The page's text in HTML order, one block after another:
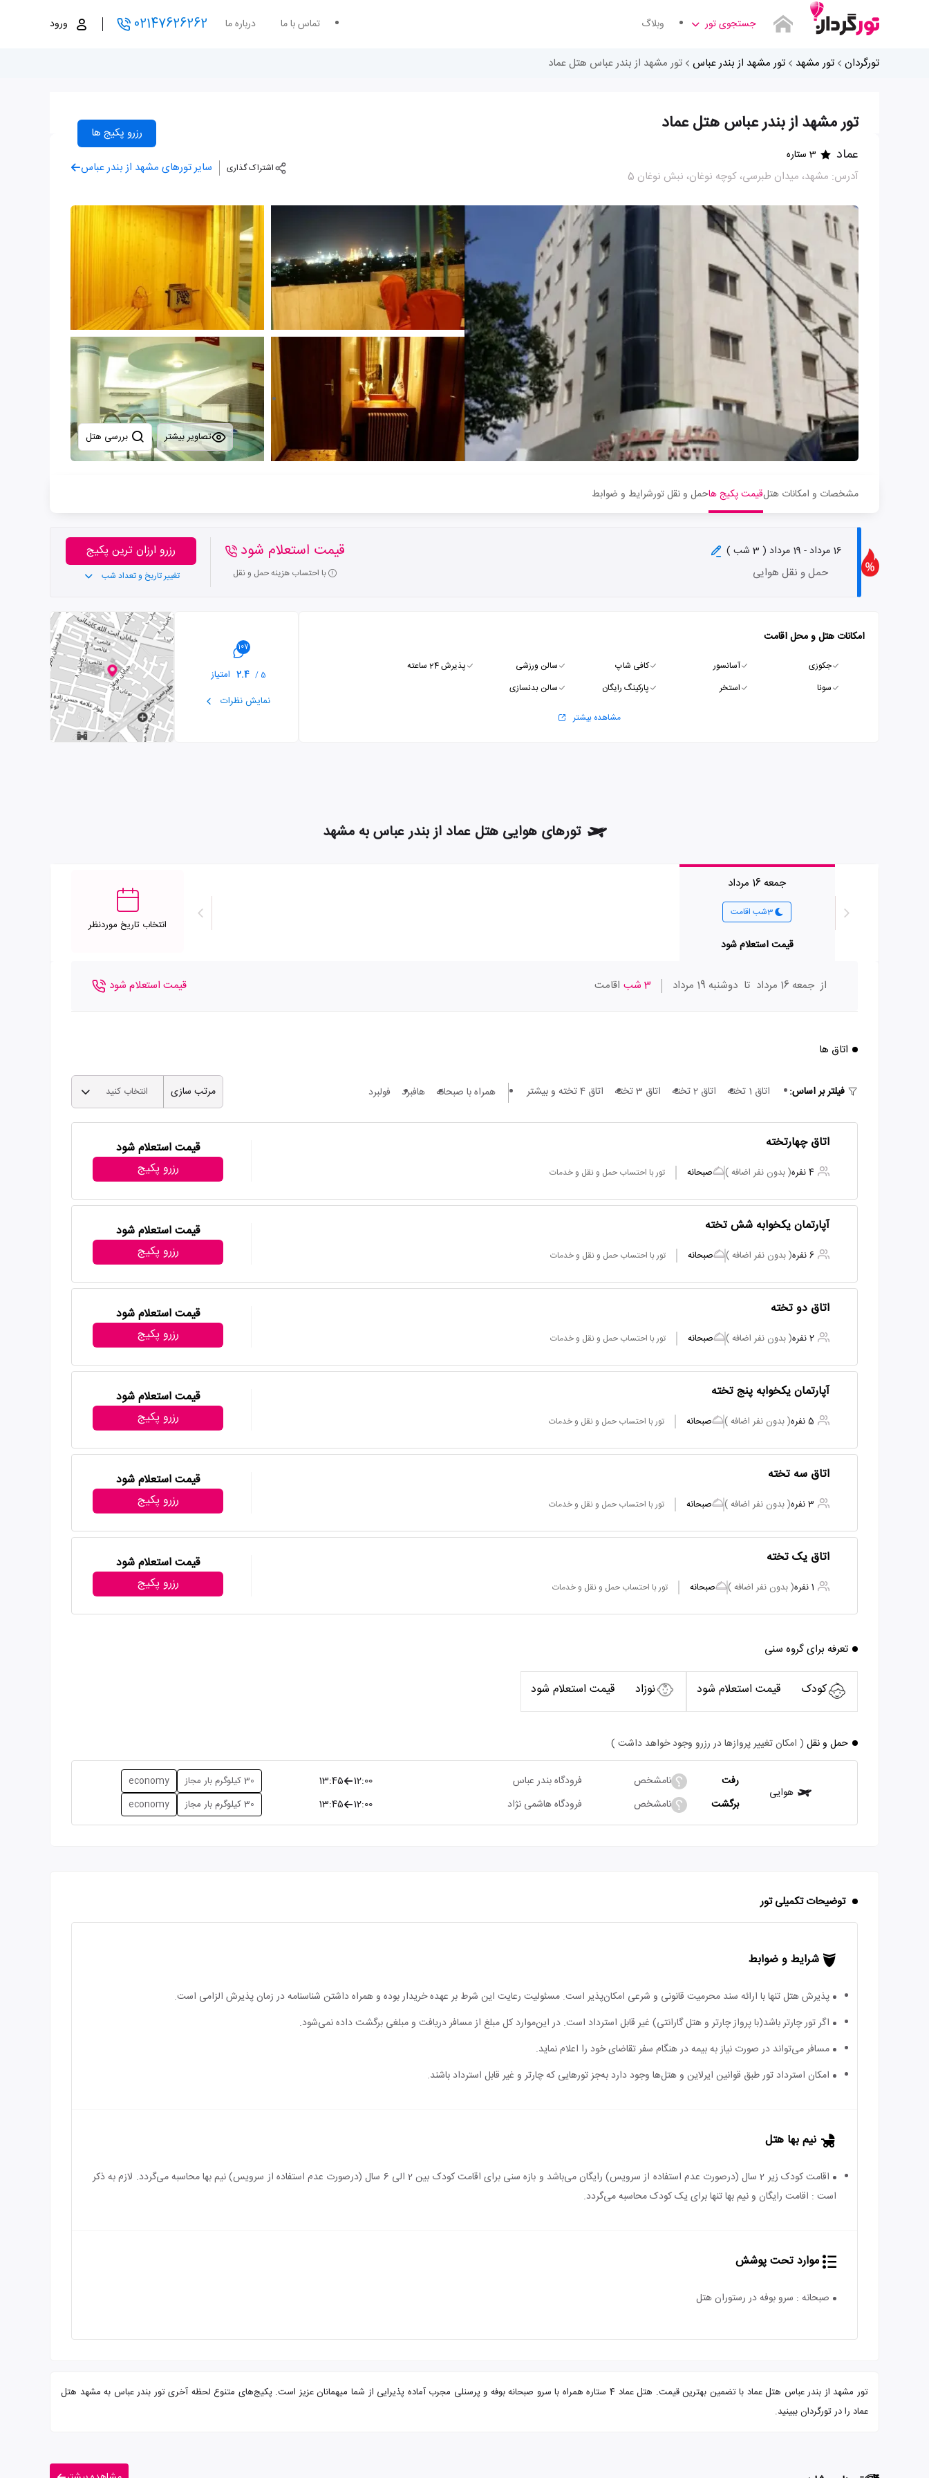
جستجوی تور وبلاگ تماس با ما درباره ما 02147626262 ورود
تورگردان تور مشهد تور مشهد از بندر عباس تور مشهد از بندر عباس هتل عماد
تور مشهد از بندر عباس هتل عماد رزرو پکیج ها
عماد 3 ستاره
آدرس: مشهد، میدان طبرسی، کوچه نوغان، نبش نوغان 5
اشتراک گذاری سایر تورهای مشهد از بندر عباس
تصاویر بیشتر
مشخصات و امکانات هتلقیمت پکیج هاحمل و نقل تورشرایط و ضوابط
16 مرداد - 19 مرداد ( 3 شب )
حمل و نقل هوایی
قیمت استعلام شود
با احتساب هزینه حمل و نقل
رزرو ارزان ترین پکیج
تغییر تاریخ و تعداد شب
امکانات هتل و محل اقامت
جکوزی آسانسور کافی شاپ سالن ورزشی
پذیرش 24 ساعته
سونا
استخر پارکینگ رایگان سالن بدنسازی
مشاهده بیشتر
107
5 /
2.4 امتیاز
نمایش نظرات
تورهای هوایی هتل عماد از بندر عباس به مشهد
جمعه 16 مرداد
3شب اقامت
قیمت استعلام شود
انتخاب تاریخ موردنظر
از جمعه 16 مرداد تا دوشنبه 19 مرداد 3 شب اقامت قیمت استعلام شود
اتاق ها
فیلتر بر اساس: اتاق 1 تخته اتاق 2 تخته اتاق 3 تخته اتاق 4 تخته و بیشتر همراه با صبحانه هافبرد فولبرد مرتب سازی انتخاب کنید
اتاق چهارتخته
4 نفره ( بدون نفر اضافه ) صبحانه تور با احتساب حمل و نقل و خدمات
قیمت استعلام شود
رزرو پکیج
آپارتمان یکخوابه شش تخته
6 نفره ( بدون نفر اضافه ) صبحانه تور با احتساب حمل و نقل و خدمات
قیمت استعلام شود
رزرو پکیج
اتاق دو تخته
2 نفره ( بدون نفر اضافه ) صبحانه تور با احتساب حمل و نقل و خدمات
قیمت استعلام شود
رزرو پکیج
آپارتمان یکخوابه پنج تخته
5 نفره ( بدون نفر اضافه ) صبحانه تور با احتساب حمل و نقل و خدمات
قیمت استعلام شود
رزرو پکیج
اتاق سه تخته
3 نفره ( بدون نفر اضافه ) صبحانه تور با احتساب حمل و نقل و خدمات
قیمت استعلام شود
رزرو پکیج
اتاق یک تخته
1 نفره ( بدون نفر اضافه ) صبحانه تور با احتساب حمل و نقل و خدمات
قیمت استعلام شود
رزرو پکیج
تعرفه برای گروه سنی
کودک قیمت استعلام شود نوزاد قیمت استعلام شود
حمل و نقل ( امکان تغییر پروازها در رزرو وجود خواهد داشت )
هوایی
رفت نامشخص فرودگاه بندر عباس 12:00
13:45 30 کیلوگرم بار مجاز economy
برگشت نامشخص فرودگاه هاشمی نژاد 12:00
13:45 30 کیلوگرم بار مجاز economy
توضیحات تکمیلی تور
شرایط و ضوابط
پذیرش هتل تنها با ارائه سند محرمیت قانونی و شرعی امکان‌پذیر است. مسئولیت رعایت این شرط بر عهده خریدار بوده و همراه داشتن شناسنامه در زمان پذیرش الزامی است.
اگر تور چارتر باشد(با پرواز چارتر و هتل گارانتی) غیر قابل استرداد است. در این‌موارد کل مبلغ از مسافر دریافت و مبلغی برگشت داده نمی‌شود.
مسافر می‌تواند در صورت نیاز به بیمه در هنگام سفر تقاضای خود را اعلام نماید.
امکان استرداد تور طبق قوانین ایرلاین و هتل‌ها وجود دارد به‌جز تورهایی که چارتر و غیر قابل استرداد باشند.
نیم بها هتل
اقامت کودک زیر 2 سال (درصورت عدم استفاده از سرویس) رایگان می‌باشد و بازه سنی برای اقامت کودک بین 2 الی 6 سال (درصورت عدم استفاده از سرویس) نیم بها محاسبه می‌گردد. لازم به ذکر
است : اقامت رایگان و نیم بها تنها برای یک کودک محاسبه می‌گردد.
موارد تحت پوشش
صبحانه : سرو بوفه در رستوران هتل
تور مشهد از بندر عباس هتل عماد با تضمین بهترین قیمت. هتل عماد 4 ستاره همراه با سرو صبحانه بوفه و پرسنلی مجرب آماده پذیرایی از شما میهمانان عزیز است. پکیج‌های متنوع لحظه آخری تور بندر عباس به مشهد هتل
عماد را در تورگردان ببینید.